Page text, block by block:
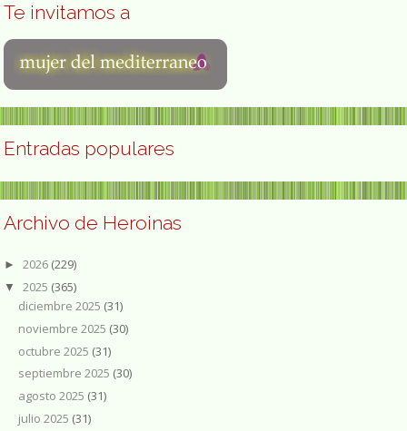
Te invitamos a
Entradas populares
Archivo de Heroinas
► 2026 (229)
▼ 2025 (365)
diciembre 2025 (31)
noviembre 2025 (30)
octubre 2025 (31)
septiembre 2025 (30)
agosto 2025 (31)
julio 2025 (31)